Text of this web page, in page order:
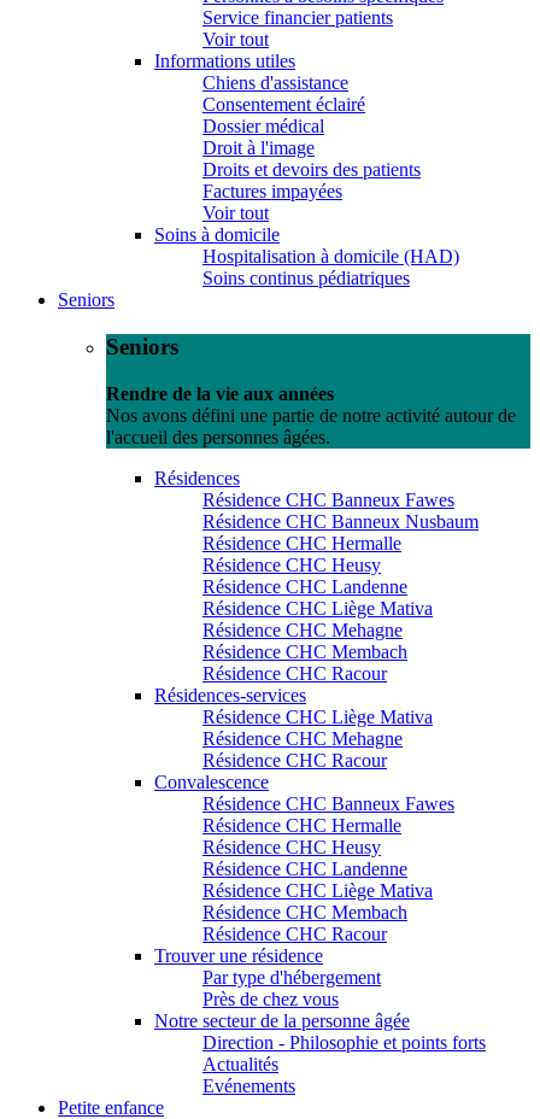
Service financier patients
Voir tout
Informations utiles
Chiens d'assistance
Consentement éclairé
Dossier médical
Droit à l'image
Droits et devoirs des patients
Factures impayées
Voir tout
Soins à domicile
Hospitalisation à domicile (HAD)
Soins continus pédiatriques
Seniors
Seniors
Rendre de la vie aux années
Nos avons défini une partie de notre activité autour de
l'accueil des personnes âgées.
Résidences
Résidence CHC Banneux Fawes
Résidence CHC Banneux Nusbaum
Résidence CHC Hermalle
Résidence CHC Heusy
Résidence CHC Landenne
Résidence CHC Liège Mativa
Résidence CHC Mehagne
Résidence CHC Membach
Résidence CHC Racour
Résidences-services
Résidence CHC Liège Mativa
Résidence CHC Mehagne
Résidence CHC Racour
Convalescence
Résidence CHC Banneux Fawes
Résidence CHC Hermalle
Résidence CHC Heusy
Résidence CHC Landenne
Résidence CHC Liège Mativa
Résidence CHC Membach
Résidence CHC Racour
Trouver une résidence
Par type d'hébergement
Près de chez vous
Notre secteur de la personne âgée
Direction - Philosophie et points forts
Actualités
Evénements
Petite enfance